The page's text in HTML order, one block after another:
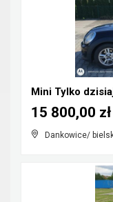
Mini Tylko
Dankowice/
15 800,00 zł